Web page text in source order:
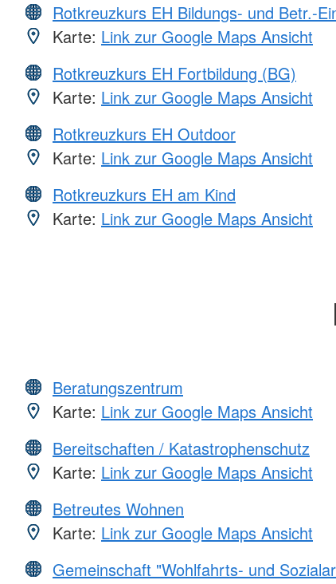
Rotkreuzkurs EH Bildungs- und Betr.-
Karte: Link zur Google Maps Ansicht
Rotkreuzkurs EH Fortbildung (BG)
Karte: Link zur Google Maps Ansicht
Rotkreuzkurs EH Outdoor
Karte: Link zur Google Maps Ansicht
Rotkreuzkurs EH am Kind
Karte: Link zur Google Maps Ansicht
Beratungszentrum
Karte: Link zur Google Maps Ansicht
Bereitschaften / Katastrophenschutz
Karte: Link zur Google Maps Ansicht
Betreutes Wohnen
Karte: Link zur Google Maps Ansicht
Gemeinschaft "Wohlfahrts- und